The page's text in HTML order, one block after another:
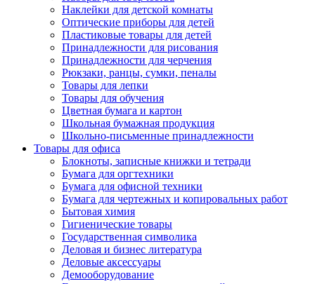
Наклейки для детской комнаты
Оптические приборы для детей
Пластиковые товары для детей
Принадлежности для рисования
Принадлежности для черчения
Рюкзаки, ранцы, сумки, пеналы
Товары для лепки
Товары для обучения
Цветная бумага и картон
Школьная бумажная продукция
Школьно-письменные принадлежности
Товары для офиса
Блокноты, записные книжки и тетради
Бумага для оргтехники
Бумага для офисной техники
Бумага для чертежных и копировальных работ
Бытовая химия
Гигиенические товары
Государственная символика
Деловая и бизнес литература
Деловые аксессуары
Демооборудование